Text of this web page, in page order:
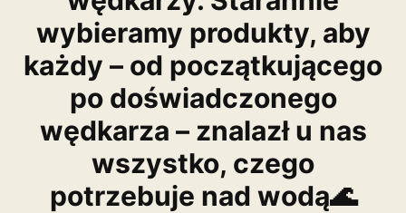
wybieramy produkty, aby
każdy – od początkującego
po doświadczonego
wędkarza – znalazł u nas
wszystko, czego
potrzebuje nad wodą🌊